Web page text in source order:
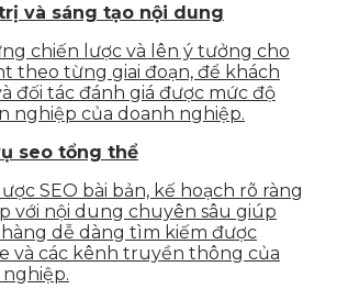
và sáng tạo nội dung
chiến lược và lên ý tưởng cho
theo từng giai đoạn, để khách
đối tác đánh giá được mức độ
nghiệp của doanh nghiệp.
seo tổng thể
SEO bài bản, kế hoạch rõ ràng
với nội dung chuyên sâu giúp
dễ dàng tìm kiếm được
và các kênh truyền thông của